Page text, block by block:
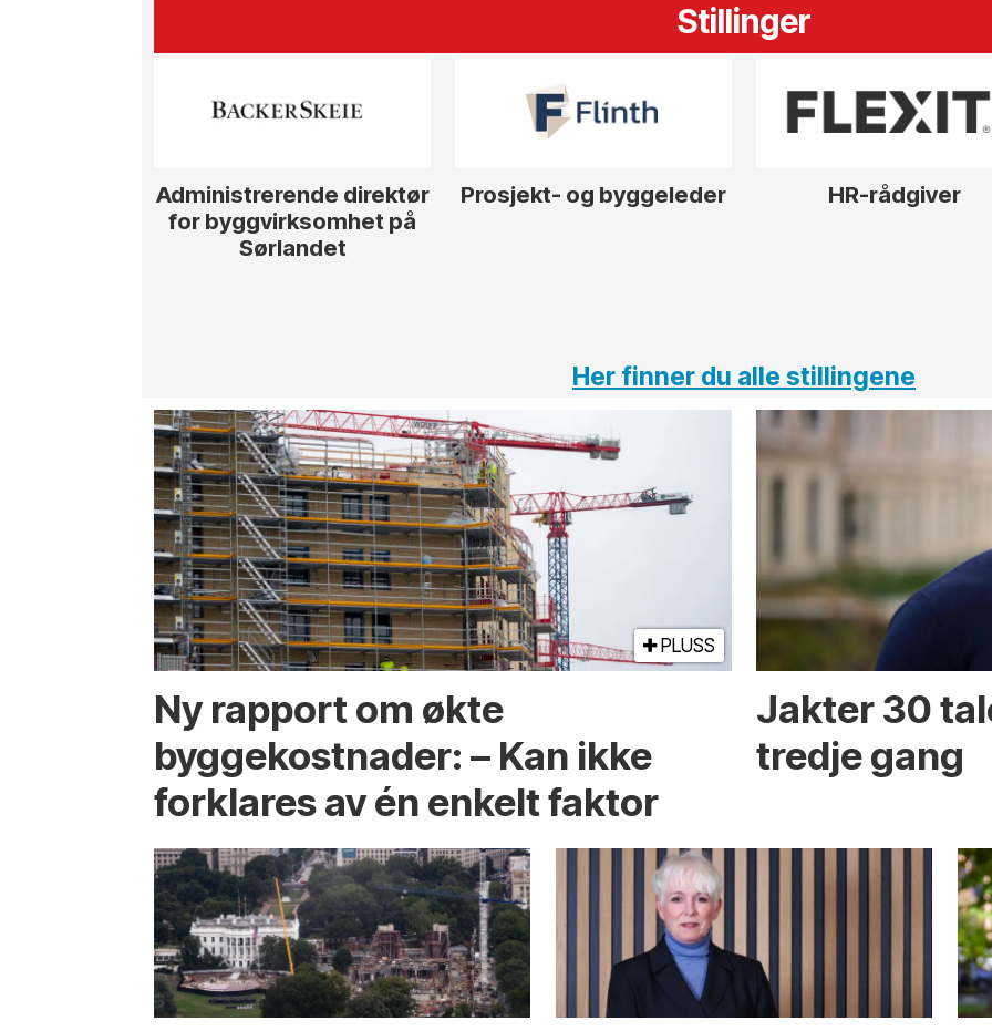
Stillinger
Administrerende direktør
for byggvirksomhet på
Sørlandet
Prosjekt- og byggeleder HR-rådgiver
Her finner du alle stillingene
PLUSS
Ny rapport om økte
byggekostnader: – Kan ikke
forklares av én enkelt faktor
Jakter 30
tredje gang